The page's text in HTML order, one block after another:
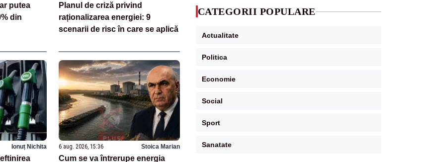
putea
din
Planul de criză privind
raționalizarea energiei: 9
scenarii de risc în care se aplică
Ionuț Nichita 6 aug. 2026, 15:36 Stoica Marian
Cum se va întrerupe energia
CATEGORII POPULARE
Actualitate
Politica
Economie
Social
Sport
Sanatate